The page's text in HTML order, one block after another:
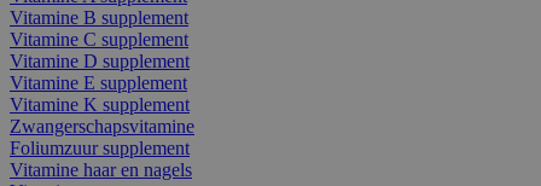
Vitamine B supplement
Vitamine C supplement
Vitamine D supplement
Vitamine E supplement
Vitamine K supplement
Zwangerschapsvitamine
Foliumzuur supplement
Vitamine haar en nagels